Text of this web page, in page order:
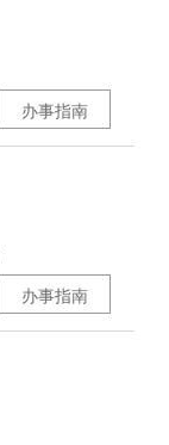
办事指南
办事指南